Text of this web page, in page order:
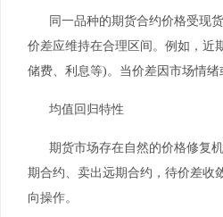
同一品种的期货合约价格受现
价差应维持在合理区间。例如，近
储费、利息等)。当价差因市场情
均值回归特性
期货市场存在自然的价格修复
期合约、卖出远期合约，待价差收
向操作。